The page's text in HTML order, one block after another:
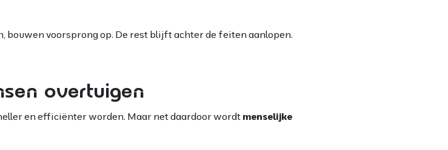
bouwen voorsprong op. De rest blijft achter de feiten aanlopen.
overtuigen
en efficiënter worden. Maar net daardoor wordt menselijke